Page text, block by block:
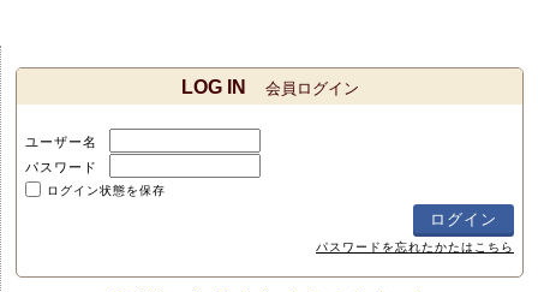
LOG IN 会員ログイン
ユーザー名
パスワード
ログイン状態を保存
パスワードを忘れたかたはこちら